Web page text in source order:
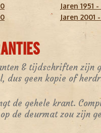
Jaren 1951
Jaren 2001
& tijdschriften zijn
dus geen kopie of
de gehele krant.
de deurmat zou zijn